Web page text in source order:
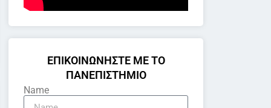
ΕΠΙΚΟΙΝΩΝΗΣΤΕ ΜΕ ΤΟ
ΠΑΝΕΠΙΣΤΗΜΙΟ
Name